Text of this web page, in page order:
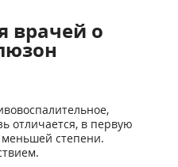
врачей о
отличается, в первую
степени.